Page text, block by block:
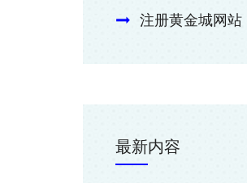
注册黄金城网站
最新内容